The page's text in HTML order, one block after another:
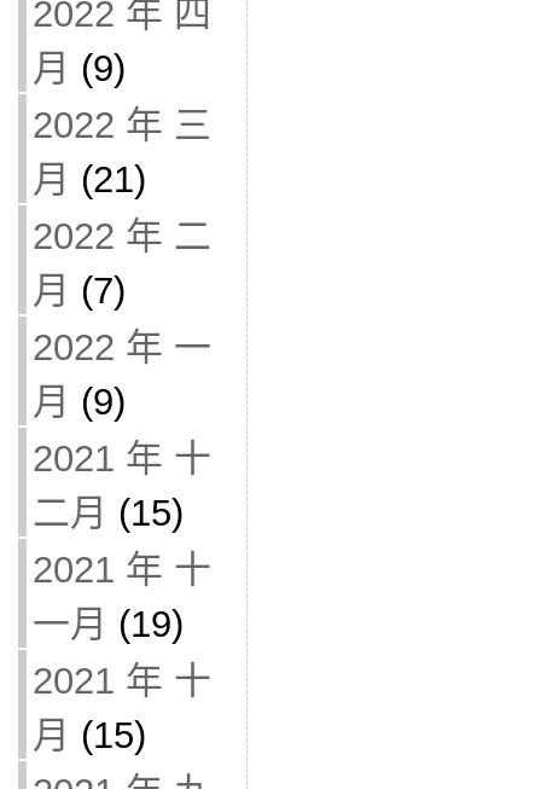
2022 年 四
月 (9)
2022 年 三
月 (21)
2022 年 二
月 (7)
2022 年 一
月 (9)
2021 年 十
二月 (15)
2021 年 十
一月 (19)
2021 年 十
月 (15)